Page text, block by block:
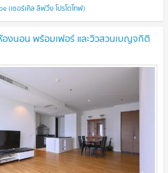
(เซอร์เคิล ลิฟวิ่ง โปรโตไทพ์)
งนอน พร้อมเฟอร์ และวิวสวนเบญจกิติ